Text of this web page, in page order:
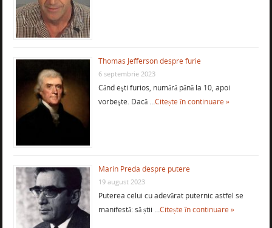
Thomas Jefferson despre furie
6 septembrie 2023
Când eşti furios, numără până la 10, apoi
vorbeşte. Dacă …Citește în continuare »
Marin Preda despre putere
19 august 2023
Puterea celui cu adevărat puternic astfel se
manifestă: să știi …Citește în continuare »